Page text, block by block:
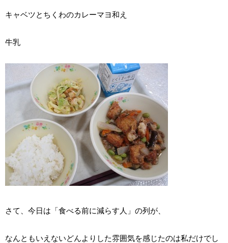
キャベツとちくわのカレーマヨ和え
牛乳
さて、今日は「食べる前に減らす人」の列が、
なんともいえないどんよりした雰囲気を感じたのは私だけでし